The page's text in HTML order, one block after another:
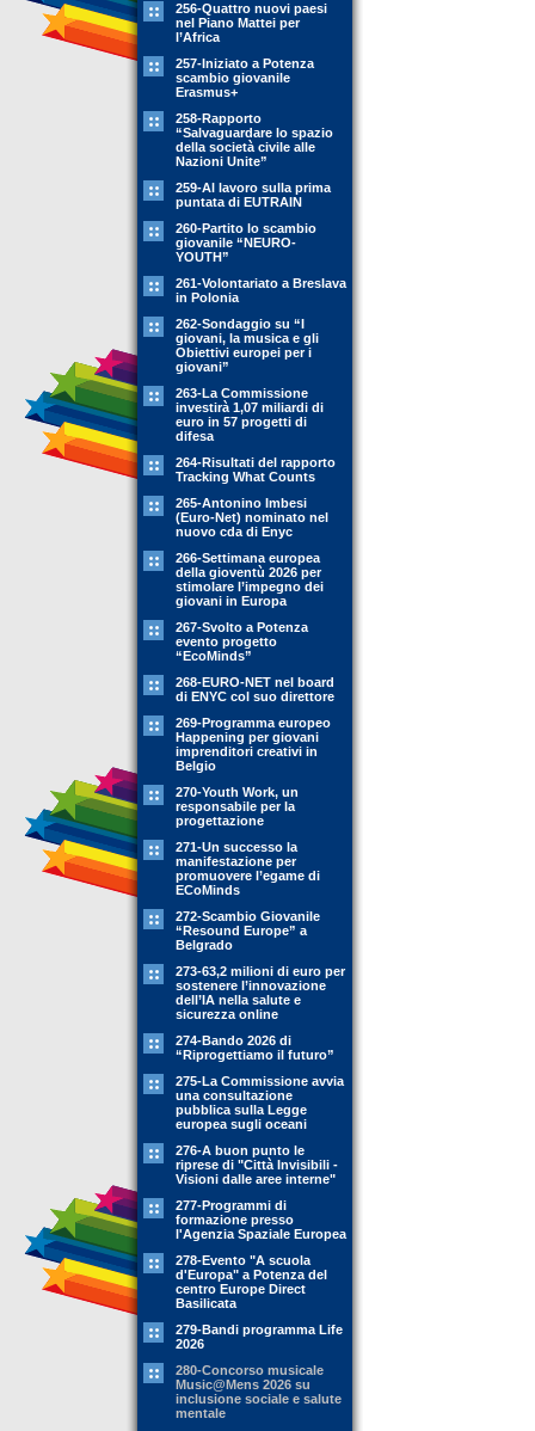
256-Quattro nuovi paesi
nel Piano Mattei per
l’Africa
257-Iniziato a Potenza
scambio giovanile
Erasmus+
258-Rapporto
“Salvaguardare lo spazio
della società civile alle
Nazioni Unite”
259-Al lavoro sulla prima
puntata di EUTRAIN
260-Partito lo scambio
giovanile “NEURO-
YOUTH”
261-Volontariato a Breslava
in Polonia
262-Sondaggio su “I
giovani, la musica e gli
Obiettivi europei per i
giovani”
263-La Commissione
investirà 1,07 miliardi di
euro in 57 progetti di
difesa
264-Risultati del rapporto
Tracking What Counts
265-Antonino Imbesi
(Euro-Net) nominato nel
nuovo cda di Enyc
266-Settimana europea
della gioventù 2026 per
stimolare l’impegno dei
giovani in Europa
267-Svolto a Potenza
evento progetto
“EcoMinds”
268-EURO-NET nel board
di ENYC col suo direttore
269-Programma europeo
Happening per giovani
imprenditori creativi in
Belgio
270-Youth Work, un
responsabile per la
progettazione
271-Un successo la
manifestazione per
promuovere l’egame di
ECoMinds
272-Scambio Giovanile
“Resound Europe” a
Belgrado
273-63,2 milioni di euro per
sostenere l’innovazione
dell’IA nella salute e
sicurezza online
274-Bando 2026 di
“Riprogettiamo il futuro”
275-La Commissione avvia
una consultazione
pubblica sulla Legge
europea sugli oceani
276-A buon punto le
riprese di "Città Invisibili -
Visioni dalle aree interne"
277-Programmi di
formazione presso
l'Agenzia Spaziale Europea
278-Evento "A scuola
d'Europa" a Potenza del
centro Europe Direct
Basilicata
279-Bandi programma Life
2026
280-Concorso musicale
Music@Mens 2026 su
inclusione sociale e salute
mentale